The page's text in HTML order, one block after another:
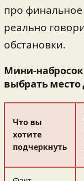
про финальное
реально
обстановки.
Мини-набросок
выбрать место
Что вы
хотите
подчеркнуть